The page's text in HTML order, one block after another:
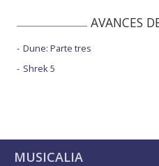
AVANCES
Dune: Parte tres
Shrek 5
MUSICALIA